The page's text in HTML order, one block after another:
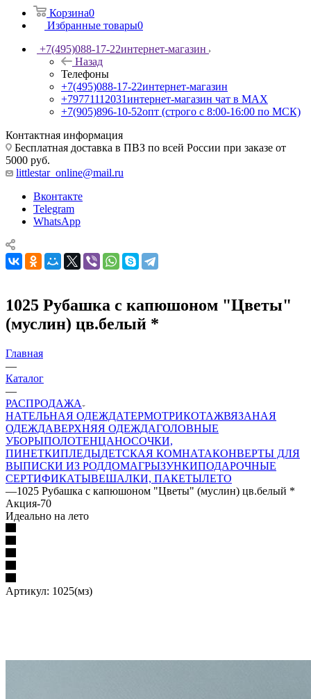
Корзина0
Избранные товары0
+7(495)088-17-22интернет-магазин
Назад
Телефоны
+7(495)088-17-22интернет-магазин
+79771112031интернет-магазин чат в MAX
+7(905)896-10-52опт (строго с 8:00-16:00 по МСК)
Контактная информация
Бесплатная доставка в ПВЗ по всей России при заказе от
5000 руб.
littlestar_online@mail.ru
Вконтакте
Telegram
WhatsApp
1025 Рубашка с капюшоном "Цветы"
(муслин) цв.белый *
Главная
—
Каталог
—
РАСПРОДАЖА
НАТЕЛЬНАЯ ОДЕЖДАТЕРМОТРИКОТАЖВЯЗАНАЯ
ОДЕЖДАВЕРХНЯЯ ОДЕЖДАГОЛОВНЫЕ
УБОРЫПОЛОТЕНЦАНОСОЧКИ,
ПИНЕТКИПЛЕДЫДЕТСКАЯ КОМНАТАКОНВЕРТЫ ДЛЯ
ВЫПИСКИ ИЗ РОДДОМАГРЫЗУНКИПОДАРОЧНЫЕ
СЕРТИФИКАТЫВЕШАЛКИ, ПАКЕТЫЛЕТО
—1025 Рубашка с капюшоном "Цветы" (муслин) цв.белый *
Акция-70
Идеально на лето
Артикул: 1025(мз)